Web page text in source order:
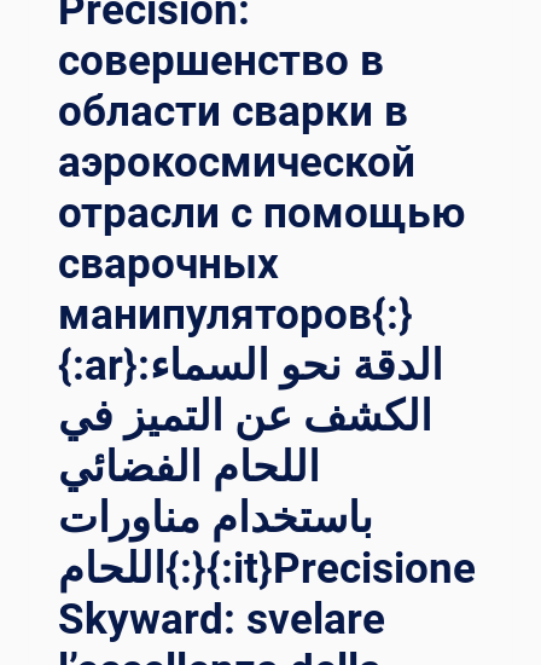
Precision:
совершенство в
области сварки в
аэрокосмической
отрасли с помощью
сварочных
манипуляторов{:}
{:ar}الدقة نحو السماء:
الكشف عن التميز في
اللحام الفضائي
باستخدام مناورات
اللحام{:}{:it}Precisione
Skyward: svelare